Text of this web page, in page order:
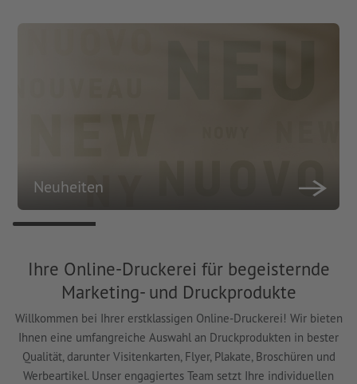
Ihre Online-Druckerei für begeisternde
Marketing- und Druckprodukte
Willkommen bei Ihrer erstklassigen Online-Druckerei! Wir bieten
Ihnen eine umfangreiche Auswahl an Druckprodukten in bester
Qualität, darunter Visitenkarten, Flyer, Plakate, Broschüren und
Werbeartikel. Unser engagiertes Team setzt Ihre individuellen
Neuheiten